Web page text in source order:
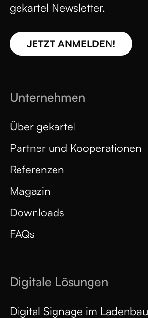
gekartel Newsletter.
JETZT ANMELDEN!
Unternehmen
Über gekartel
Partner und Kooperationen
Referenzen
Magazin
Downloads
FAQs
Digitale Lösungen
Digital Signage im Ladenbau